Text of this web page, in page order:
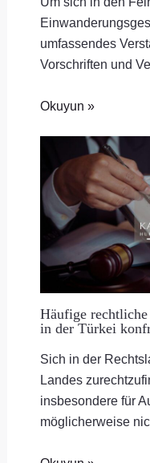
umfassendes
Vorschriften und
Okuyun »
Häufige
in der Türkei
Sich in der
Landes
insbesondere für
möglicherweise